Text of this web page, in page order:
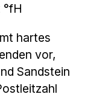
hartes
vor,
Sandstein